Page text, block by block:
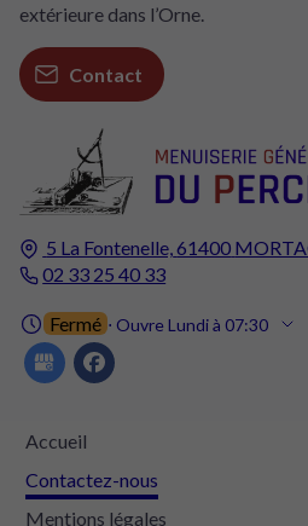
5 La Fontenelle, 61400
02 33 25 40 33
Fermé ⋅ Ouvre Lundi à 07:30
Accueil
Contactez-nous
Mentions légales
extérieure dans l’Orne.
Contact